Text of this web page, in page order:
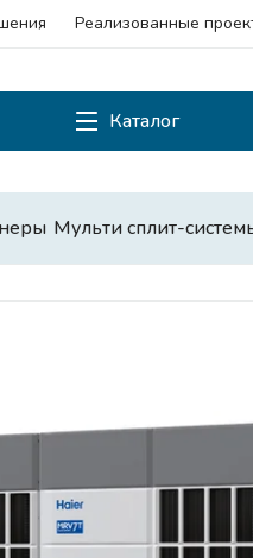
Реализованные
Каталог
Мульти сплит-
Смотреть
и фанкойлы
системы